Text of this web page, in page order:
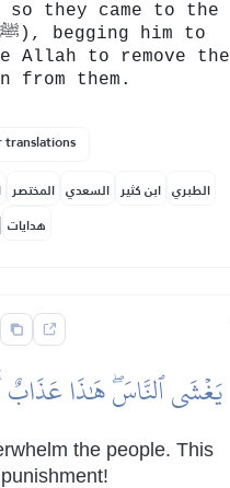
so they came to the
Allah to remove the
them.
المختصر السعدي ابن كثير الطبري
| هدايات
يَغۡشَى ٱلنَّاسَۖ هَٰذَا عَذَابٌ
the people. This